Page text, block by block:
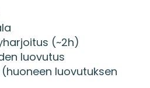
(~2h)
luovutus
(huoneen luovutuksen